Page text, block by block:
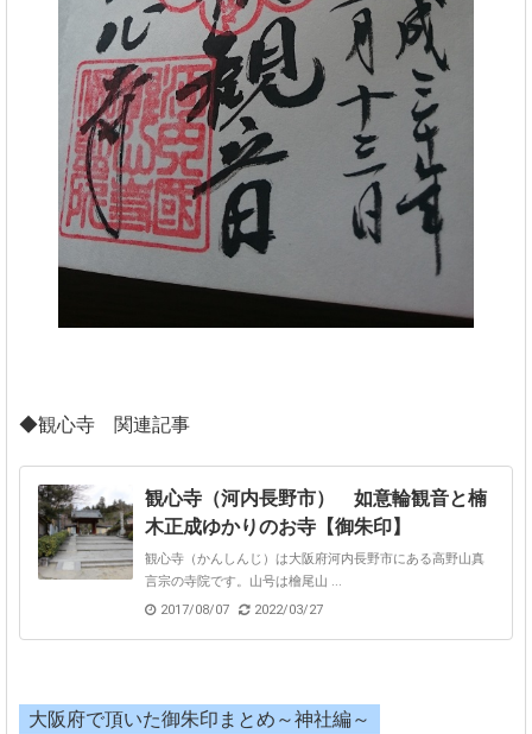
◆観心寺 関連記事
観心寺（河内長野市） 如意輪観音と楠
木正成ゆかりのお寺【御朱印】
観心寺（かんしんじ）は大阪府河内長野市にある高野山真
言宗の寺院です。山号は檜尾山 ...
2017/08/07
2022/03/27
大阪府で頂いた御朱印まとめ～神社編～